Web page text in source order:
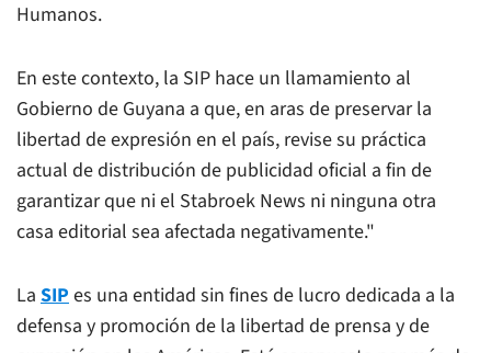
Humanos.
En este contexto, la SIP hace un llamamiento al
Gobierno de Guyana a que, en aras de preservar la
libertad de expresión en el país, revise su práctica
actual de distribución de publicidad oficial a fin de
garantizar que ni el Stabroek News ni ninguna otra
casa editorial sea afectada negativamente."
La SIPes una entidad sin fines de lucro dedicada a la
defensa y promoción de la libertad de prensa y de